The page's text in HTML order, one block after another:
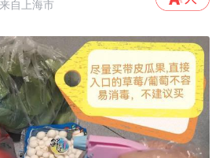
来自上海市